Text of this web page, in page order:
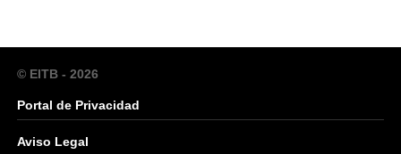
© EITB - 2026
Portal de Privacidad
Aviso Legal